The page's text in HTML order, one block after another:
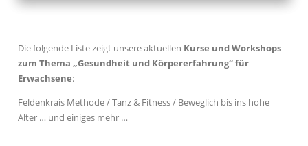
Die folgende Liste zeigt unsere aktuellen Kurse und Workshops
zum Thema „Gesundheit und Körpererfahrung“ für
Erwachsene:
Feldenkrais Methode / Tanz & Fitness / Beweglich bis ins hohe
Alter … und einiges mehr …